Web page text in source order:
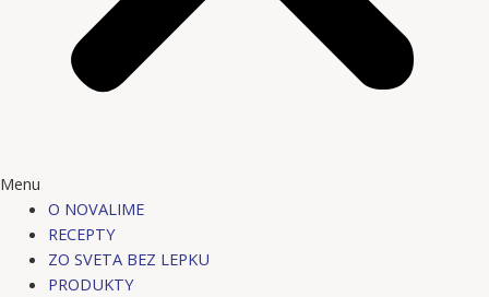
Menu
O NOVALIME
RECEPTY
ZO SVETA BEZ LEPKU
PRODUKTY